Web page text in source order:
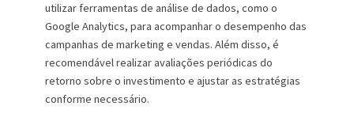
utilizar ferramentas de análise de dados, como o
Google Analytics, para acompanhar o desempenho das
campanhas de marketing e vendas. Além disso, é
recomendável realizar avaliações periódicas do
retorno sobre o investimento e ajustar as estratégias
conforme necessário.